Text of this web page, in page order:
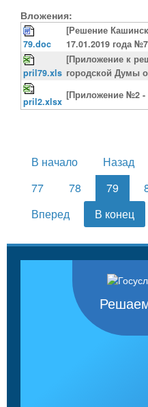
Вложения:
79.doc
[Решение
17.01.2019 года
pril79.xls
[Приложение к
городской Думы
pril2.xlsx
[Приложение №2 -
В начало Назад
77
78 79
Вперед
В конец